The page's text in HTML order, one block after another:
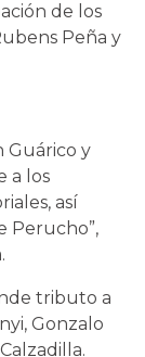
de los
Peña y
Guárico y
a los
así
Perucho”,
tributo a
Gonzalo